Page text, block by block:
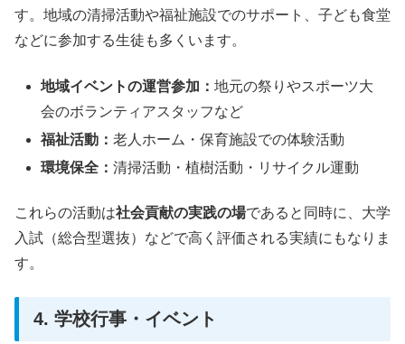
す。地域の清掃活動や福祉施設でのサポート、子ども食堂
などに参加する生徒も多くいます。
地域イベントの運営参加：地元の祭りやスポーツ大
会のボランティアスタッフなど
福祉活動：老人ホーム・保育施設での体験活動
環境保全：清掃活動・植樹活動・リサイクル運動
これらの活動は社会貢献の実践の場であると同時に、大学
入試（総合型選抜）などで高く評価される実績にもなりま
す。
4. 学校行事・イベント